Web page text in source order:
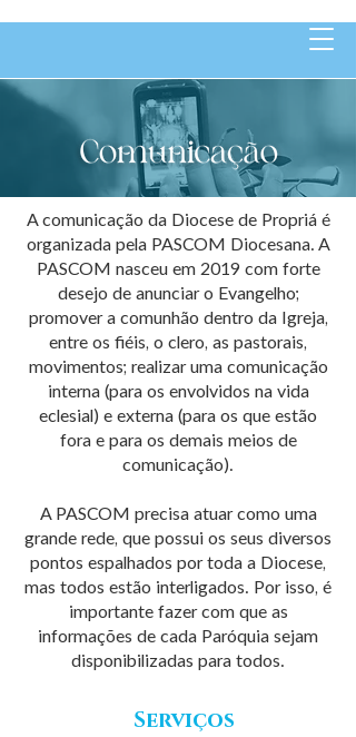
A comunicação da Diocese de Propriá é
organizada pela PASCOM Diocesana. A
PASCOM nasceu em 2019 com forte
desejo de anunciar o Evangelho;
promover a comunhão dentro da Igreja,
entre os fiéis, o clero, as pastorais,
movimentos; realizar uma comunicação
interna (para os envolvidos na vida
eclesial) e externa (para os que estão
fora e para os demais meios de
comunicação).
A PASCOM precisa atuar como uma
grande rede, que possui os seus diversos
pontos espalhados por toda a Diocese,
mas todos estão interligados. Por isso, é
importante fazer com que as
informações de cada Paróquia sejam
disponibilizadas para todos.
Serviços